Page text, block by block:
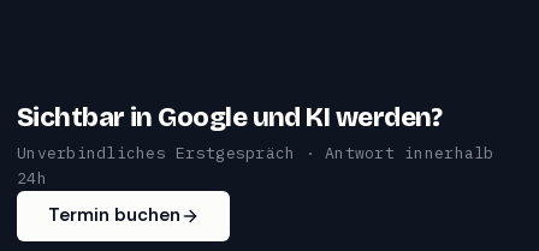
Sichtbar in Google und KI werden?
Unverbindliches Erstgespräch · Antwort innerhalb
24h
Termin buchen